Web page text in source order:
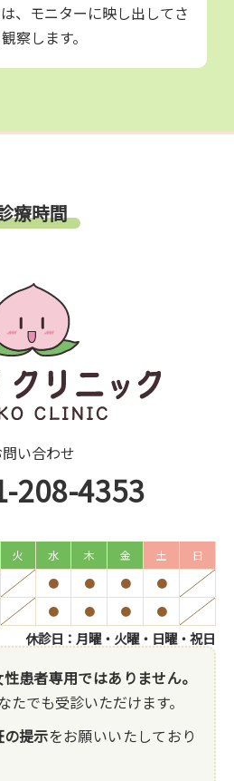
、モニターに映し出してさ
察します。
療時間
い合わせ
208-4353
火 水 木 金 土
日
● ● ●
●
● ● ● ●
休診日：月曜・火曜・日曜・祝日
患者専用ではありません。
でも受診いただけます。
提示をお願いいたしており